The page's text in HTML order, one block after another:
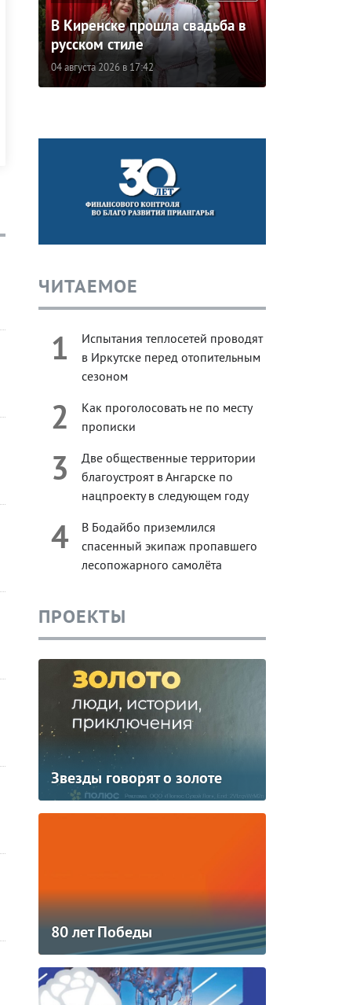
В Киренске прошла свадьба в
русском стиле
04 августа 2026 в 17:42
ЧИТАЕМОЕ
1
Испытания теплосетей проводят
в Иркутске перед отопительным
сезоном
2
Как проголосовать не по месту
прописки
3
Две общественные территории
благоустроят в Ангарске по
нацпроекту в следующем году
4
В Бодайбо приземлился
спасенный экипаж пропавшего
лесопожарного самолёта
ПРОЕКТЫ
Звезды говорят о золоте
80 лет Победы